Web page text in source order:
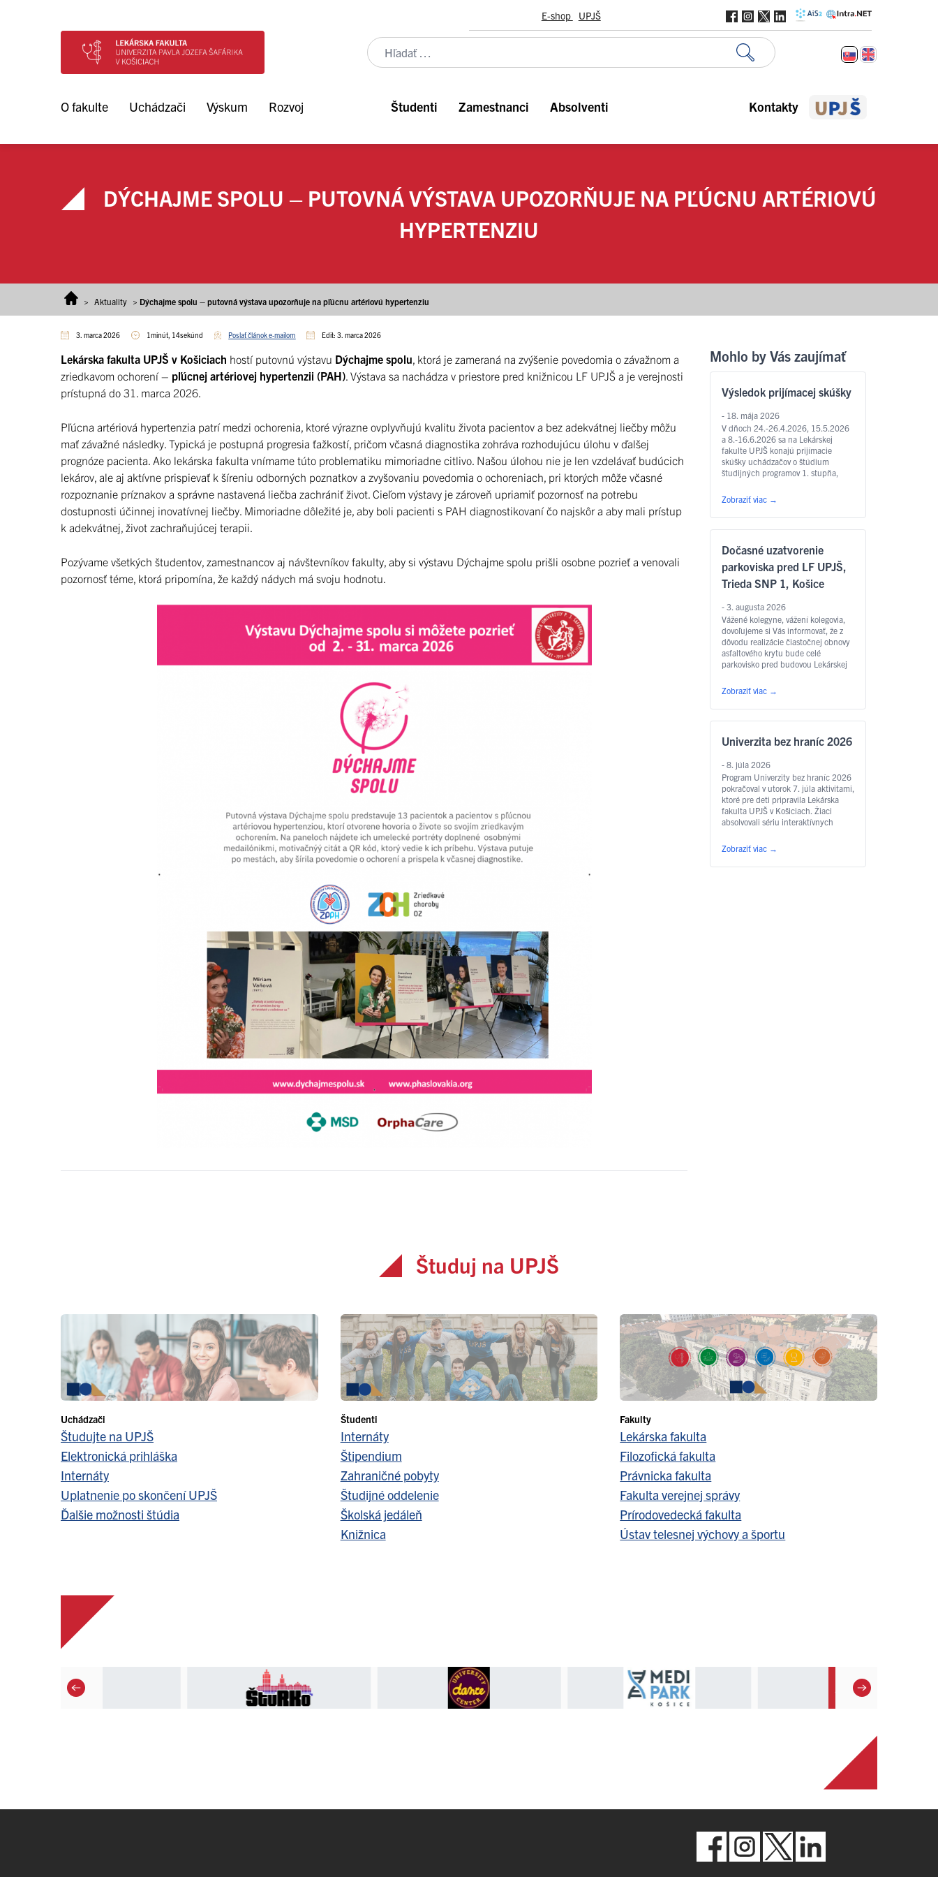
E-shop UPJŠ
O fakulte Uchádzači Výskum Rozvoj Študenti Zamestnanci Absolventi Kontakty
DÝCHAJME SPOLU – PUTOVNÁ VÝSTAVA UPOZORŇUJE NA PĽÚCNU ARTÉRIOVÚ
HYPERTENZIU
> Aktuality > Dýchajme spolu – putovná výstava upozorňuje na pľúcnu artériovú hypertenziu
3. marca 2026 1minút, 14sekúnd Poslať článok e-mailom Edit: 3. marca 2026
Lekárska fakulta UPJŠ v Košiciach hostí putovnú výstavu Dýchajme spolu, ktorá je zameraná na zvýšenie povedomia o závažnom a
zriedkavom ochorení – pľúcnej artériovej hypertenzii (PAH). Výstava sa nachádza v priestore pred knižnicou LF UPJŠ a je verejnosti
prístupná do 31. marca 2026.
Pľúcna artériová hypertenzia patrí medzi ochorenia, ktoré výrazne ovplyvňujú kvalitu života pacientov a bez adekvátnej liečby môžu
mať závažné následky. Typická je postupná progresia ťažkostí, pričom včasná diagnostika zohráva rozhodujúcu úlohu v ďalšej
prognóze pacienta. Ako lekárska fakulta vnímame túto problematiku mimoriadne citlivo. Našou úlohou nie je len vzdelávať budúcich
lekárov, ale aj aktívne prispievať k šíreniu odborných poznatkov a zvyšovaniu povedomia o ochoreniach, pri ktorých môže včasné
rozpoznanie príznakov a správne nastavená liečba zachrániť život. Cieľom výstavy je zároveň upriamiť pozornosť na potrebu
dostupnosti účinnej inovatívnej liečby. Mimoriadne dôležité je, aby boli pacienti s PAH diagnostikovaní čo najskôr a aby mali prístup
k adekvátnej, život zachraňujúcej terapii.
Pozývame všetkých študentov, zamestnancov aj návštevníkov fakulty, aby si výstavu Dýchajme spolu prišli osobne pozrieť a venovali
pozornosť téme, ktorá pripomína, že každý nádych má svoju hodnotu.
Mohlo by Vás zaujímať
Výsledok prijímacej skúšky
- 18. mája 2026
V dňoch 24.-26.4.2026, 15.5.2026
a 8.-16.6.2026 sa na Lekárskej
fakulte UPJŠ konajú prijímacie
skúšky uchádzačov o štúdium
študijných programov 1. stupňa,
pre AR 2026/2027. Priebežné
výsledky si uchádzači môžu pozrieť
tu.
Zobraziť viac →
Dočasné uzatvorenie
parkoviska pred LF UPJŠ,
Trieda SNP 1, Košice
- 3. augusta 2026
Vážené kolegyne, vážení kolegovia,
dovoľujeme si Vás informovať, že z
dôvodu realizácie čiastočnej obnovy
asfaltového krytu bude celé
parkovisko pred budovou Lekárskej
Košiciach v dňoch 6. augusta 2026
(štvrtok) a 7. augusta 2026 (piatok)
úplne uzatvorené pre všetky
motorové vozidlá. Predmetné práce
KOŠICE s.r.o. …Čítať ďalej
Zobraziť viac →
Univerzita bez hraníc 2026
- 8. júla 2026
Program Univerzity bez hraníc 2026
pokračoval v utorok 7. júla aktivitami,
ktoré pre deti pripravila Lekárska
fakulta UPJŠ v Košiciach. Žiaci
absolvovali sériu interaktívnych
spoznávali fungovanie ľudského tela,
zásady zdravého životného štýlu aj
základy poskytovania prvej pomoci.
Zobraziť viac →
Študuj na UPJŠ
Uchádzači
Študujte na UPJŠ
Elektronická prihláška
Internáty
Uplatnenie po skončení UPJŠ
Ďalšie možnosti štúdia
Študenti
Internáty
Štipendium
Zahraničné pobyty
Študijné oddelenie
Školská jedáleň
Knižnica
Fakulty
Lekárska fakulta
Filozofická fakulta
Právnicka fakulta
Fakulta verejnej správy
Prírodovedecká fakulta
Ústav telesnej výchovy a športu